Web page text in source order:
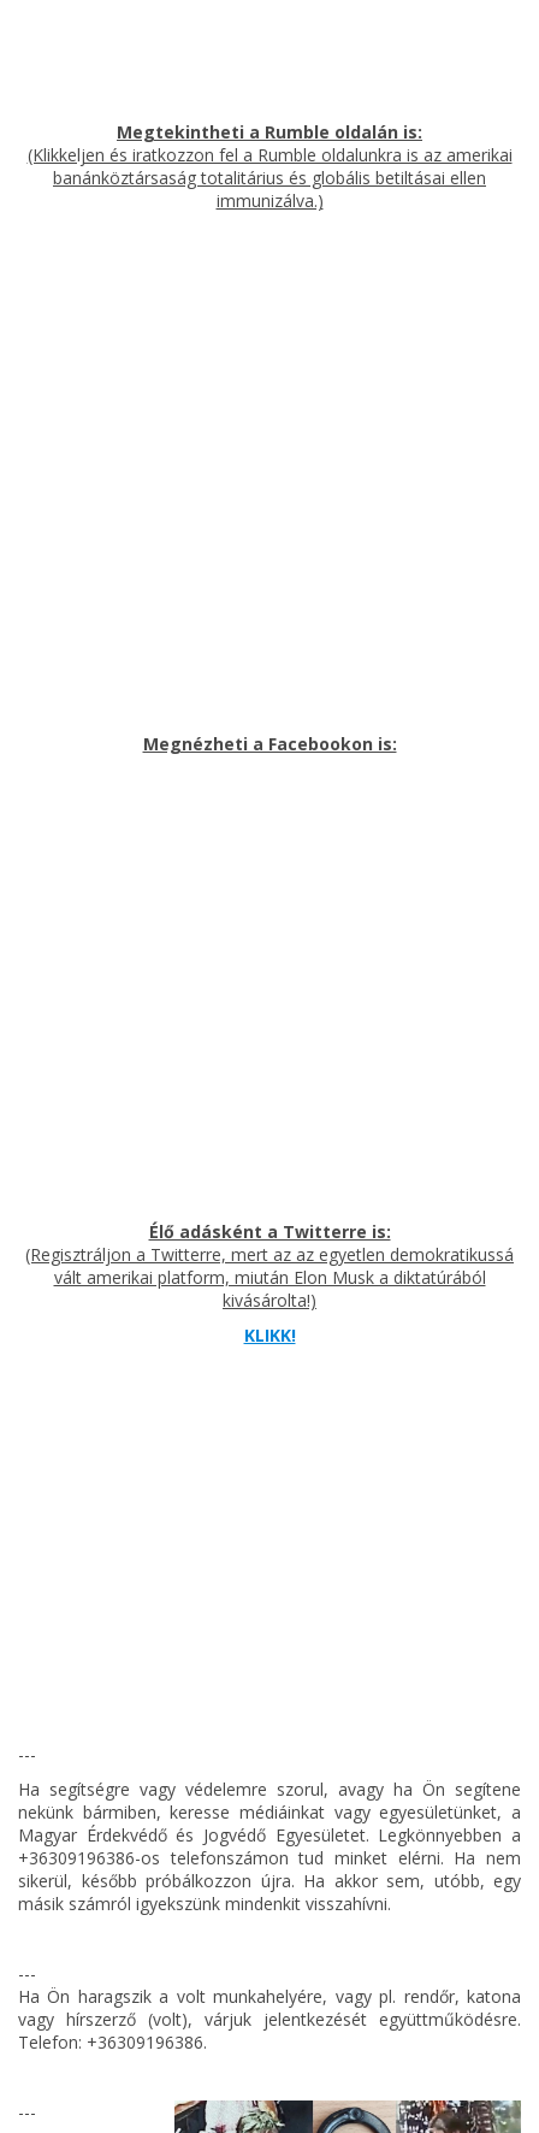
Megtekintheti a Rumble oldalán is:
(Klikkeljen és iratkozzon fel a Rumble oldalunkra is az amerikai
banánköztársaság totalitárius és globális betiltásai ellen
immunizálva.)
Megnézheti a Facebookon is:
Élő adásként a Twitterre is:
(Regisztráljon a Twitterre, mert az az egyetlen demokratikussá
vált amerikai platform, miután Elon Musk a diktatúrából
kivásárolta!)
KLIKK!
---
Ha segítségre vagy védelemre szorul, avagy ha Ön segítene
nekünk bármiben, keresse médiáinkat vagy egyesületünket, a
Magyar Érdekvédő és Jogvédő Egyesületet. Legkönnyebben a
+36309196386-os telefonszámon tud minket elérni. Ha nem
sikerül, később próbálkozzon újra. Ha akkor sem, utóbb, egy
másik számról igyekszünk mindenkit visszahívni.
---
Ha Ön haragszik a volt munkahelyére, vagy pl. rendőr, katona
vagy hírszerző (volt), várjuk jelentkezését együttműködésre.
Telefon: +36309196386.
---